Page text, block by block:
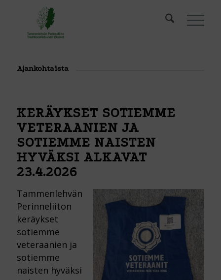
Ajankohtaista
KERÄYKSET SOTIEMME
VETERAANIEN JA
SOTIEMME NAISTEN
HYVÄKSI ALKAVAT
23.4.2026
Tammenlehvän
Perinneliiton
keräykset
sotiemme
veteraanien ja
sotiemme
naisten hyväksi